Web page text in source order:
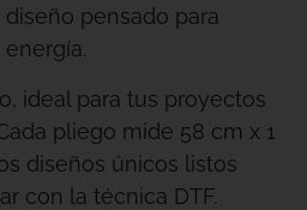
pensado para
ideal para tus proyectos
pliego mide 58 cm x 1
diseños únicos listos
con la técnica DTF.